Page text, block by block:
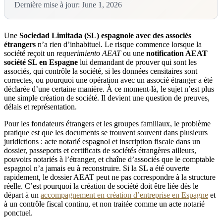
Dernière mise à jour: June 1, 2026
Une Sociedad Limitada (SL) espagnole avec des associés
étrangers n’a rien d’inhabituel. Le risque commence lorsque la
société reçoit un requerimiento AEATou une notification AEAT
société SL en Espagne lui demandant de prouver qui sont les
associés, qui contrôle la société, si les données censitaires sont
correctes, ou pourquoi une opération avec un associé étranger a été
déclarée d’une certaine manière. À ce moment-là, le sujet n’est plus
une simple création de société. Il devient une question de preuves,
délais et représentation.
Pour les fondateurs étrangers et les groupes familiaux, le problème
pratique est que les documents se trouvent souvent dans plusieurs
juridictions : acte notarié espagnol et inscription fiscale dans un
dossier, passeports et certificats de sociétés étrangères ailleurs,
pouvoirs notariés à l’étranger, et chaîne d’associés que le comptable
espagnol n’a jamais eu à reconstruire. Si la SL a été ouverte
rapidement, le dossier AEAT peut ne pas correspondre à la structure
réelle. C’est pourquoi la création de société doit être liée dès le
départ à un accompagnement en création d’entreprise en Espagne et
à un contrôle fiscal continu, et non traitée comme un acte notarié
ponctuel.